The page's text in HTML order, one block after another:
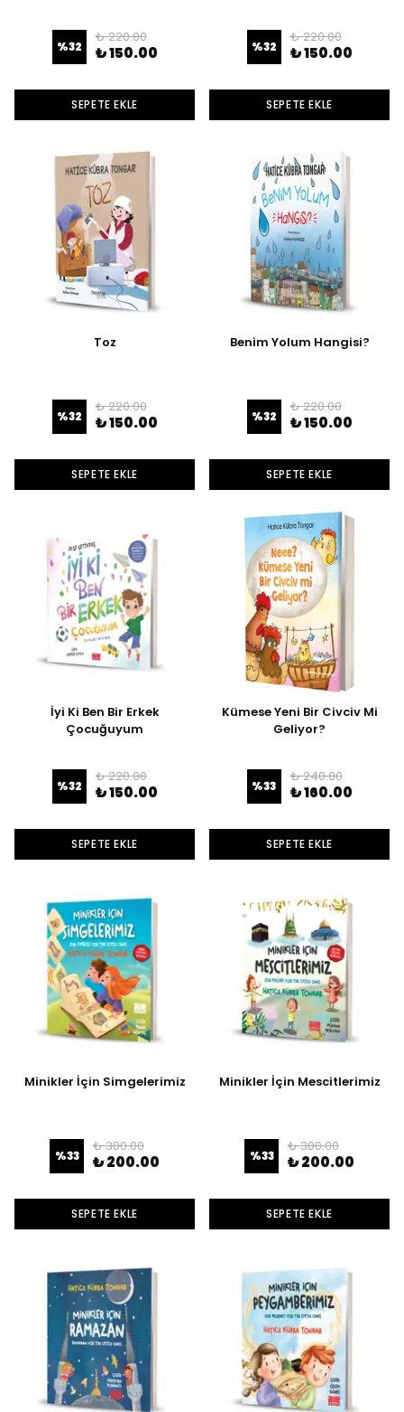
%32
₺ 220.00
₺ 150.00
SEPETE EKLE
%32
₺ 220.00
₺ 150.00
SEPETE EKLE
Toz
%32
₺ 220.00
₺ 150.00
SEPETE EKLE
Benim Yolum Hangisi?
%32
₺ 220.00
₺ 150.00
SEPETE EKLE
İyi Ki Ben Bir Erkek
Çocuğuyum
%32
₺ 220.00
₺ 150.00
SEPETE EKLE
Kümese Yeni Bir Civciv Mi
Geliyor?
%33
₺ 240.00
₺ 160.00
SEPETE EKLE
Minikler İçin Simgelerimiz
%33
₺ 300.00
₺ 200.00
SEPETE EKLE
Minikler İçin Mescitlerimiz
%33
₺ 300.00
₺ 200.00
SEPETE EKLE